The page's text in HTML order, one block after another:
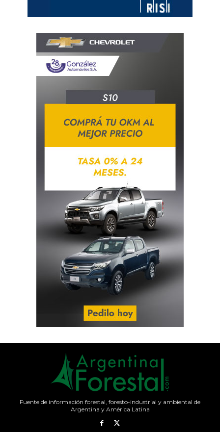
Fuente de información forestal, foresto-industrial y ambiental de
Argentina y América Latina